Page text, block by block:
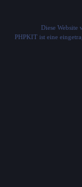
Diese Website
PHPKIT ist eine